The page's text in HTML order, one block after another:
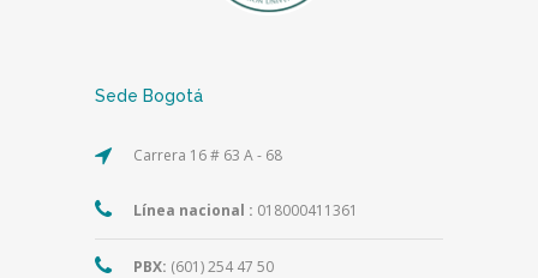
Sede Bogotá
Carrera 16 # 63 A - 68
Línea nacional : 018000411361
PBX: (601) 254 47 50